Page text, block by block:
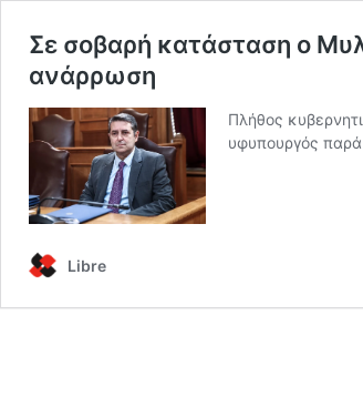
Σε σοβαρή κατάσταση ο
ανάρρωση
Πλήθος
υφυπουργός
Libre